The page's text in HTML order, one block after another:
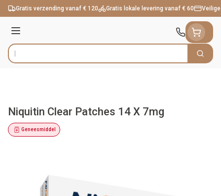
Ga naar de inhoud
Gratis verzending vanaf € 120 Gratis lokale levering vanaf € 60
Menu
Product, merk, categorie... Zoek
Niquitin Clear Patches 14 X 7mg
Geneesmiddel